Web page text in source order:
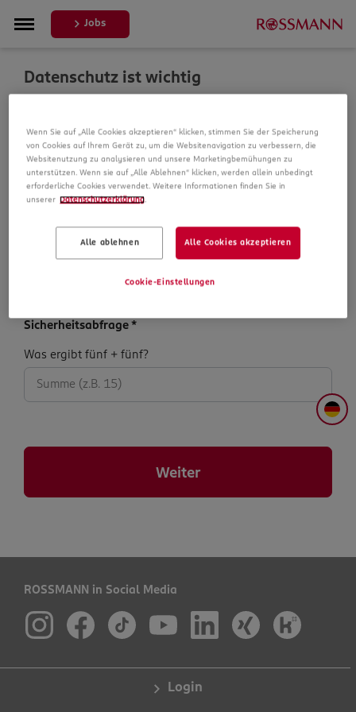
DE
Jobs
Datenschutz ist wichtig
verarbeiten wir Daten von Ihnen. In unseren
Datenschutzbestimmungen informieren wir Sie über die
Datenspeicherung und Ihre Rechte, bevor Sie mit Ihrer
Bewerbung fortfahren.
Datenschutz­hinweise
Datenschutzhinweise
Sicherheits­abfrage *
Sicherheits­
abfrage:
Was ergibt fünf + fünf?
Weiter
ROSSMANN in Social Media
Login
Wenn Sie auf „Alle Cookies akzeptieren“ klicken, stimmen Sie der Speicherung
von Cookies auf Ihrem Gerät zu, um die Websitenavigation zu verbessern, die
Websitenutzung zu analysieren und unsere Marketingbemühungen zu
unterstützen. Wenn sie auf „Alle Ablehnen“ klicken, werden allein unbedingt
erforderliche Cookies verwendet. Weitere Informationen finden Sie in
unserer Datenschutzerklärung
Alle ablehnen Alle Cookies akzeptieren
Cookie-Einstellungen